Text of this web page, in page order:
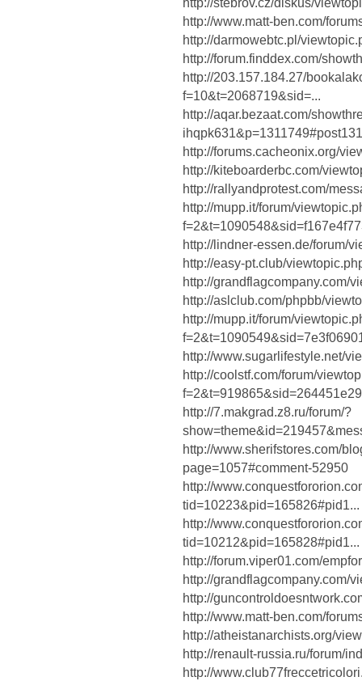
http://stebrov.cz/diskus/
http://www.matt-ben.com/
http://darmowebtc.pl/
http://forum.finddex.com/
http://203.157.184.27/
f=10&t=2068719&sid=...
http://aqar.bezaat.com/
http://forums.cacheonix.org/
http://kiteboarderbc.com/
http://rallyandprotest.com/
http://mupp.it/forum/
http://lindner-essen.de/forum/
http://easy-pt.club/
http://grandflagcompany.com/
http://aslclub.com/phpbb/
http://mupp.it/forum/
http://www.sugarlifestyle.net/
http://coolstf.com/forum/
http://7.makgrad.z8.ru/forum/?
http://www.sherifstores.com/
page=1057#comment-52950
http://
tid=10223&pid=165826#pid1...
http://
tid=10212&pid=165828#pid1...
http://forum.viper01.com/
http://grandflagcompany.com/
http://
http://www.matt-ben.com/
http://atheistanarchists.org/
http://renault-russia.ru/forum/
http://